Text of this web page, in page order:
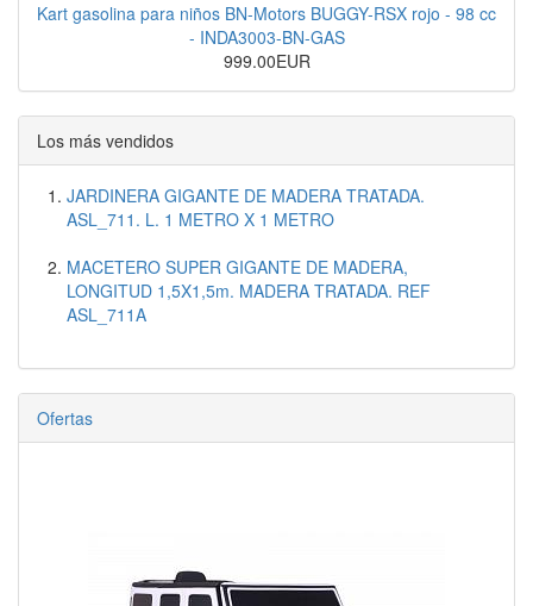
Kart gasolina para niños BN-Motors BUGGY-RSX rojo - 98 cc
- INDA3003-BN-GAS
999.00EUR
Los más vendidos
JARDINERA GIGANTE DE MADERA TRATADA.
ASL_711. L. 1 METRO X 1 METRO
MACETERO SUPER GIGANTE DE MADERA,
LONGITUD 1,5X1,5m. MADERA TRATADA. REF
ASL_711A
Ofertas